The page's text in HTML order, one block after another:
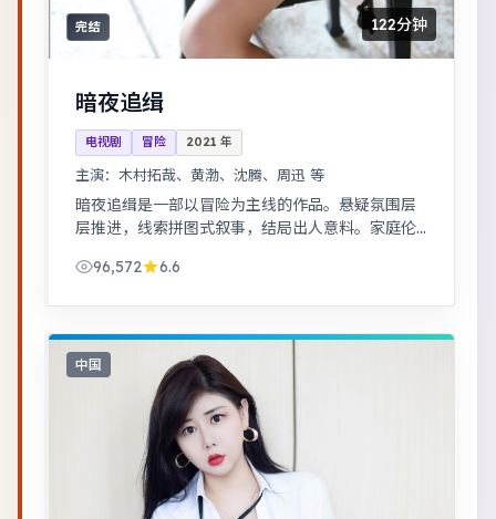
完结 122分钟
暗夜追缉
电视剧 冒险 2021 年
主演： 木村拓哉、黄渤、沈腾、周迅 等
暗夜追缉是一部以冒险为主线的作品。悬疑氛围层
层推进，线索拼图式叙事，结局出人意料。家庭伦
96,572
6.6
中国